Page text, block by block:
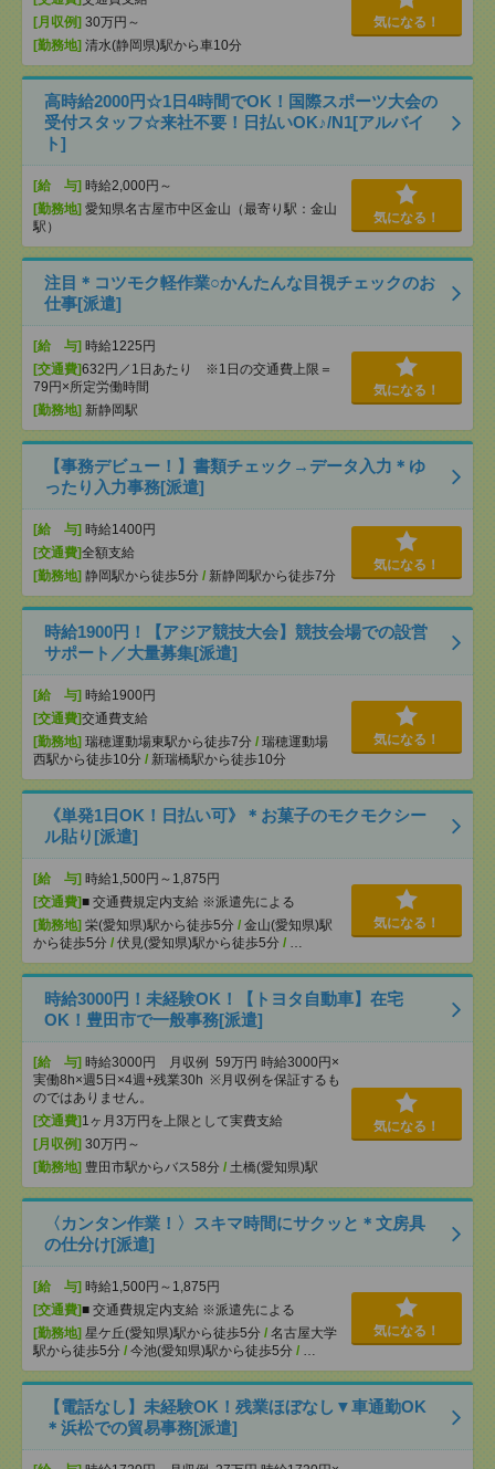
[月収例] 30万円～
[勤務地] 清水(静岡県)駅から車10分
気になる！
高時給2000円☆1日4時間でOK！国際スポーツ大会の
受付スタッフ☆来社不要！日払いOK♪/N1[アルバイ
ト]
[給 与] 時給2,000円～
[勤務地] 愛知県名古屋市中区金山（最寄り駅：金山
駅）
気になる！
注目＊コツモク軽作業○かんたんな目視チェックのお
仕事[派遣]
[給 与] 時給1225円
[交通費]632円／1日あたり ※1日の交通費上限＝
79円×所定労働時間
[勤務地] 新静岡駅
気になる！
【事務デビュー！】書類チェック→データ入力＊ゆ
ったり入力事務[派遣]
[給 与] 時給1400円
[交通費]全額支給
[勤務地] 静岡駅から徒歩5分 / 新静岡駅から徒歩7分
気になる！
時給1900円！【アジア競技大会】競技会場での設営
サポート／大量募集[派遣]
[給 与] 時給1900円
[交通費]交通費支給
[勤務地] 瑞穂運動場東駅から徒歩7分 / 瑞穂運動場
西駅から徒歩10分 / 新瑞橋駅から徒歩10分
気になる！
《単発1日OK！日払い可》＊お菓子のモクモクシー
ル貼り[派遣]
[給 与] 時給1,500円～1,875円
[交通費]■ 交通費規定内支給 ※派遣先による
[勤務地] 栄(愛知県)駅から徒歩5分 / 金山(愛知県)駅
から徒歩5分 / 伏見(愛知県)駅から徒歩5分 / …
気になる！
時給3000円！未経験OK！【トヨタ自動車】在宅
OK！豊田市で一般事務[派遣]
[給 与] 時給3000円 月収例 59万円 時給3000円×
実働8h×週5日×4週+残業30h ※月収例を保証するも
のではありません。
[交通費] 1ヶ月3万円を上限として実費支給
[月収例] 30万円～
[勤務地] 豊田市駅からバス58分 / 土橋(愛知県)駅
気になる！
〈カンタン作業！〉スキマ時間にサクッと＊文房具
の仕分け[派遣]
[給 与] 時給1,500円～1,875円
[交通費]■ 交通費規定内支給 ※派遣先による
[勤務地] 星ケ丘(愛知県)駅から徒歩5分 / 名古屋大学
駅から徒歩5分 / 今池(愛知県)駅から徒歩5分 / …
気になる！
【電話なし】未経験OK！残業ほぼなし▼車通勤OK
＊浜松での貿易事務[派遣]